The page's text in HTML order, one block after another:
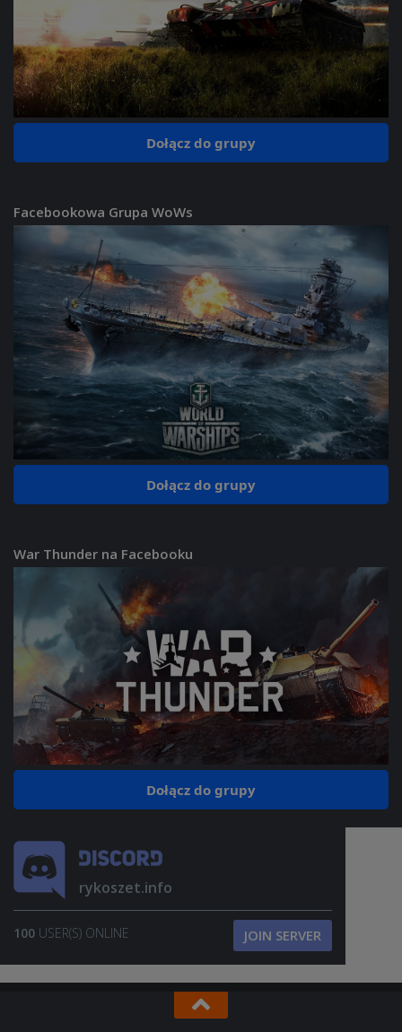
Dołącz do grupy
Facebookowa Grupa WoWs
Dołącz do grupy
War Thunder na Facebooku
Dołącz do grupy
rykoszet.info
100 USER(S) ONLINE JOIN SERVER